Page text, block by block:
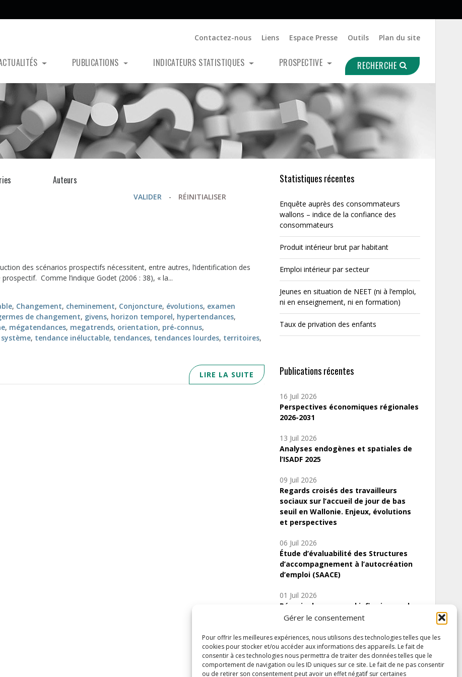
Gérer le consentement
Pour offrir les meilleures expériences, nous utilisons des technologies telles que les
cookies pour stocker et/ou accéder aux informations des appareils. Le fait de
consentir à ces technologies nous permettra de traiter des données telles que le
comportement de navigation ou les ID uniques sur ce site. Le fait de ne pas consentir
ou de retirer son consentement peut avoir un effet négatif sur certaines
Contactez-nous Liens Espace Presse Outils Plan du site
PUBLICATIONS INDICATEURS STATISTIQUES PROSPECTIVE RECHERCHE
Auteurs
VALIDER - RÉINITIALISER
des scénarios prospectifs nécessitent, entre autres, l’identification des
Comme l’indique Godet (2006 : 38), « la...
, Changement, cheminement, Conjoncture, évolutions, examen
de changement, givens, horizon temporel, hypertendances,
, mégatendances, megatrends, orientation, pré-connus,
système, tendance inéluctable, tendances, tendances lourdes, territoires,
LIRE LA SUITE
Statistiques récentes
Enquête auprès des consommateurs
wallons – indice de la confiance des
consommateurs
Produit intérieur brut par habitant
Emploi intérieur par secteur
Jeunes en situation de NEET (ni à l’emploi,
ni en enseignement, ni en formation)
Taux de privation des enfants
Publications récentes
16 Juil 2026
Perspectives économiques régionales
2026-2031
13 Juil 2026
Analyses endogènes et spatiales de
l’ISADF 2025
09 Juil 2026
Regards croisés des travailleurs
sociaux sur l’accueil de jour de bas
seuil en Wallonie. Enjeux, évolutions
et perspectives
06 Juil 2026
Étude d’évaluabilité des Structures
d’accompagnement à l’autocréation
d’emploi (SAACE)
01 Juil 2026
Pénurie du personnel infirmier :quels
indicateurs d’offre de soins pour
Inscrivez-vous à notre newsletter